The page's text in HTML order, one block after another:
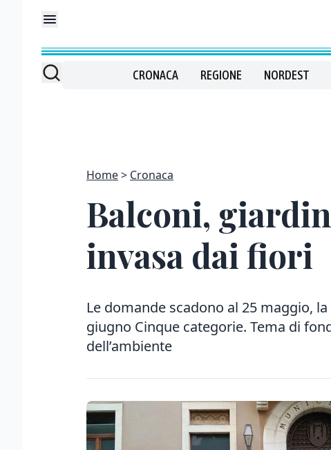
CRONACA REGIONE NORDEST
Home Cronaca
Balconi,
invasa dai fiori
Le domande scadono al 25 maggio,
giugno Cinque categorie. Tema di
dell’ambiente